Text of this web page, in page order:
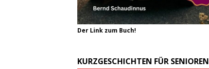
Der Link zum Buch!
KURZGESCHICHTEN FÜR SENIOREN